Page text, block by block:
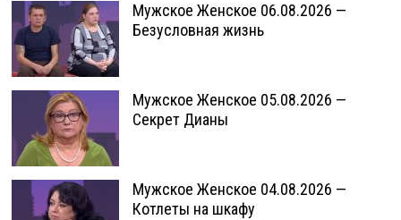
Мужское Женское 06.08.2026 —
Безусловная жизнь
Мужское Женское 05.08.2026 —
Секрет Дианы
Мужское Женское 04.08.2026 —
Котлеты на шкафу